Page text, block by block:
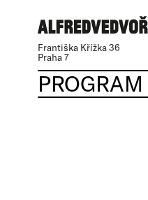
Františka Křížka 36
Praha 7
PROGRAM